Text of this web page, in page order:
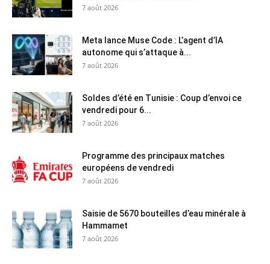
7 août 2026
Meta lance Muse Code : L’agent d’IA
autonome qui s’attaque à...
7 août 2026
Soldes d’été en Tunisie : Coup d’envoi ce
vendredi pour 6...
7 août 2026
Programme des principaux matches
européens de vendredi
7 août 2026
Saisie de 5670 bouteilles d’eau minérale à
Hammamet
7 août 2026